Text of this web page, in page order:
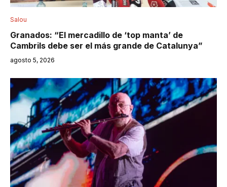
Salou
Granados: “El mercadillo de ‘top manta’ de
Cambrils debe ser el más grande de Catalunya”
agosto 5, 2026